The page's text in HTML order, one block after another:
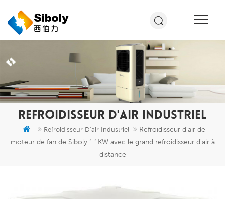
REFROIDISSEUR D'AIR INDUSTRIEL
Refroidisseur D'air Industriel
Refroidisseur d'air de
moteur de fan de Siboly 1.1KW avec le grand refroidisseur d'air à
distance